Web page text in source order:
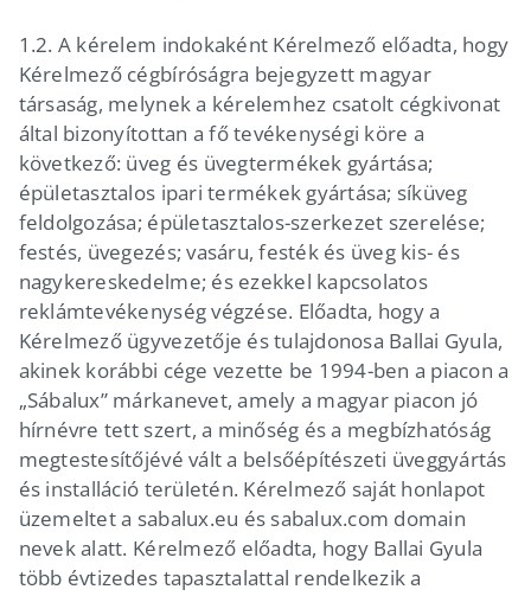
1.2. A kérelem indokaként Kérelmező előadta, hogy
Kérelmező cégbíróságra bejegyzett magyar
társaság, melynek a kérelemhez csatolt cégkivonat
által bizonyítottan a fő tevékenységi köre a
következő: üveg és üvegtermékek gyártása;
épületasztalos ipari termékek gyártása; síküveg
feldolgozása; épületasztalos-szerkezet szerelése;
festés, üvegezés; vasáru, festék és üveg kis- és
nagykereskedelme; és ezekkel kapcsolatos
reklámtevékenység végzése. Előadta, hogy a
Kérelmező ügyvezetője és tulajdonosa Ballai Gyula,
akinek korábbi cége vezette be 1994-ben a piacon a
„Sábalux” márkanevet, amely a magyar piacon jó
hírnévre tett szert, a minőség és a megbízhatóság
megtestesítőjévé vált a belsőépítészeti üveggyártás
és installáció területén. Kérelmező saját honlapot
üzemeltet a sabalux.eu és sabalux.com domain
nevek alatt. Kérelmező előadta, hogy Ballai Gyula
több évtizedes tapasztalattal rendelkezik a